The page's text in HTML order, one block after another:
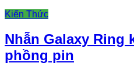
Kiến Thức
Nhẫn Galaxy Ring
phồng pin